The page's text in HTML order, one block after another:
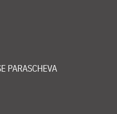
PARASCHEVA